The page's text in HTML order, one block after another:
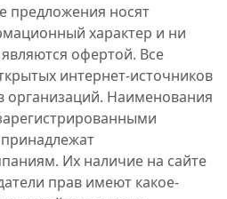
предложения носят
характер и ни
офертой. Все
интернет-источников
организаций. Наименования
Их наличие на сайте
прав имеют какое-